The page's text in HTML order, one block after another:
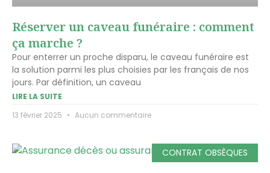
Réserver un caveau funéraire : comment
ça marche ?
Pour enterrer un proche disparu, le caveau funéraire est
la solution parmi les plus choisies par les français de nos
jours. Par définition, un caveau
LIRE LA SUITE
13 février 2025
Aucun commentaire
CONTRAT OBSÈQUES